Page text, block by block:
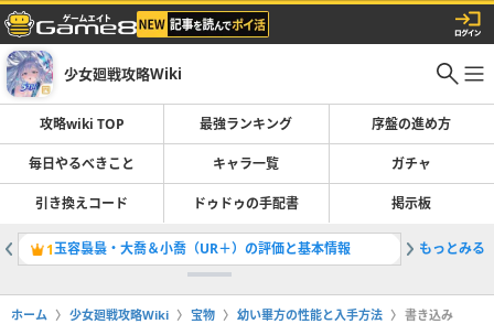
少女廻戦攻略Wiki
攻略wiki TOP 最強ランキング 序盤の進め方
毎日やるべきこと キャラ一覧 ガチャ
引き換えコード ドゥドゥの手配書 掲示板
1玉容裊裊・大喬＆小喬（UR＋）の評価と基本情報 もっとみる
ホーム 少女廻戦攻略Wiki 宝物 幼い畢方の性能と入手方法 書き込み